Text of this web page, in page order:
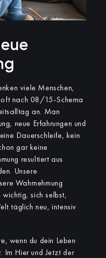
viele Menschen,
oft nach 08/15-Schema
an. Man
neue Erfahrungen und
Dauerschleife, kein
gar keine
resultiert aus
Unsere
Wahrnehmung
sich selbst,
täglich neu, intensiv
wenn du dein Leben
Im Hier und Jetzt der